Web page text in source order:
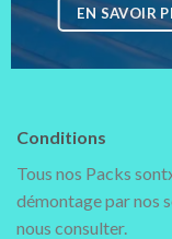
EN SAVOIR
Conditions
Tous nos Packs
démontage par nos
nous consulter.